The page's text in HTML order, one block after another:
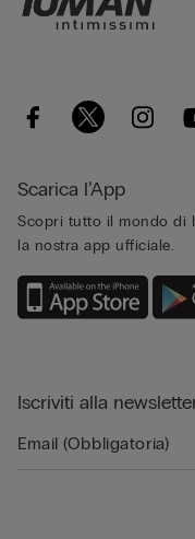
Scarica l’App
Scopri tutto il mondo di
la nostra app ufficiale.
Iscriviti alla